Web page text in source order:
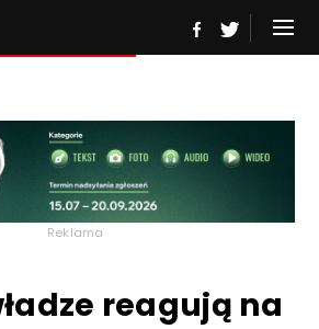
Reklama
reagują na